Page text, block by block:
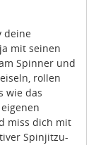
deine
mit seinen
Spinner und
rollen
wie das
miss dich mit
Spinjitzu-